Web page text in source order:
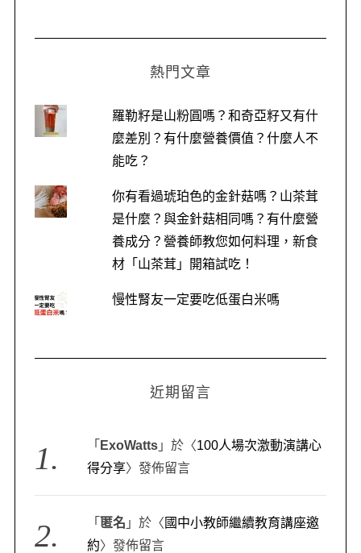
熱門文章
羅勒籽是山粉圓嗎？和奇亞籽又有什
麼差別？有什麼營養價值？什麼人不
能吃？
你有看過琥珀色的金針菇嗎？山茶茸
是什麼？與金針菇相同嗎？有什麼營
養成分？營養師教您如何料理，新食
材「山茶茸」開箱試吃！
慢性腎友一定要吃低蛋白米嗎
近期留言
「 ExoWatts 」於〈100人場次激動演講心
得分享〉發佈留言
「 匿名 」於〈 國中小教師繼續教育講座邀
約〉發佈留言
c
h